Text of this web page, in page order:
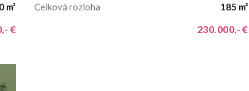
m²
€
Celková rozloha
185 m²
230.000,- €